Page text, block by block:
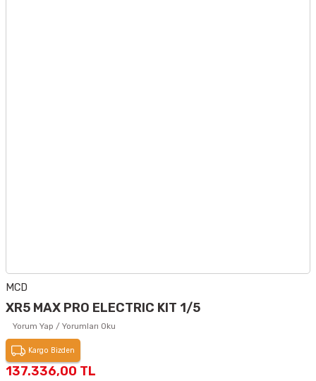
MCD
XR5 MAX PRO ELECTRIC KIT 1/5
Yorum Yap / Yorumları Oku
Kargo Bizden
137.336,00 TL